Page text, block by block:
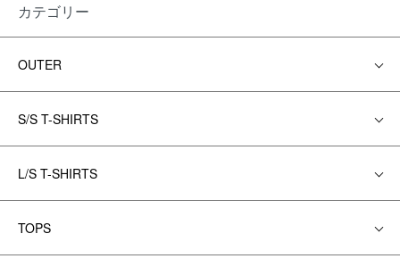
カテゴリー
OUTER
S/S T-SHIRTS
L/S T-SHIRTS
TOPS